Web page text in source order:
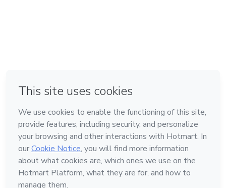
Feito com ❤ em Bogotá
Conheça a Hotmart
Idioma
Português